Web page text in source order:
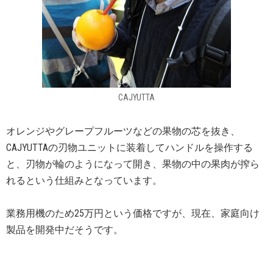
CAJYUTTA
オレンジやグレープフルーツなどの果物の芯を抜き、
CAJYUTTAの刃物ユニットに装着してハンドルを操作する
と、刃物が輪のようになって開き、果物の中の果肉が搾ら
れるという仕組みとなっています。
業務用機のため25万円という価格ですが、現在、家庭向け
製品を開発中だそうです。